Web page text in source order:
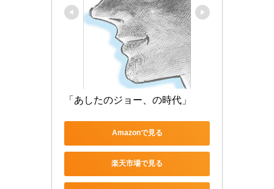
「あしたのジョー、の時代」
Amazonで見る
楽天市場で見る